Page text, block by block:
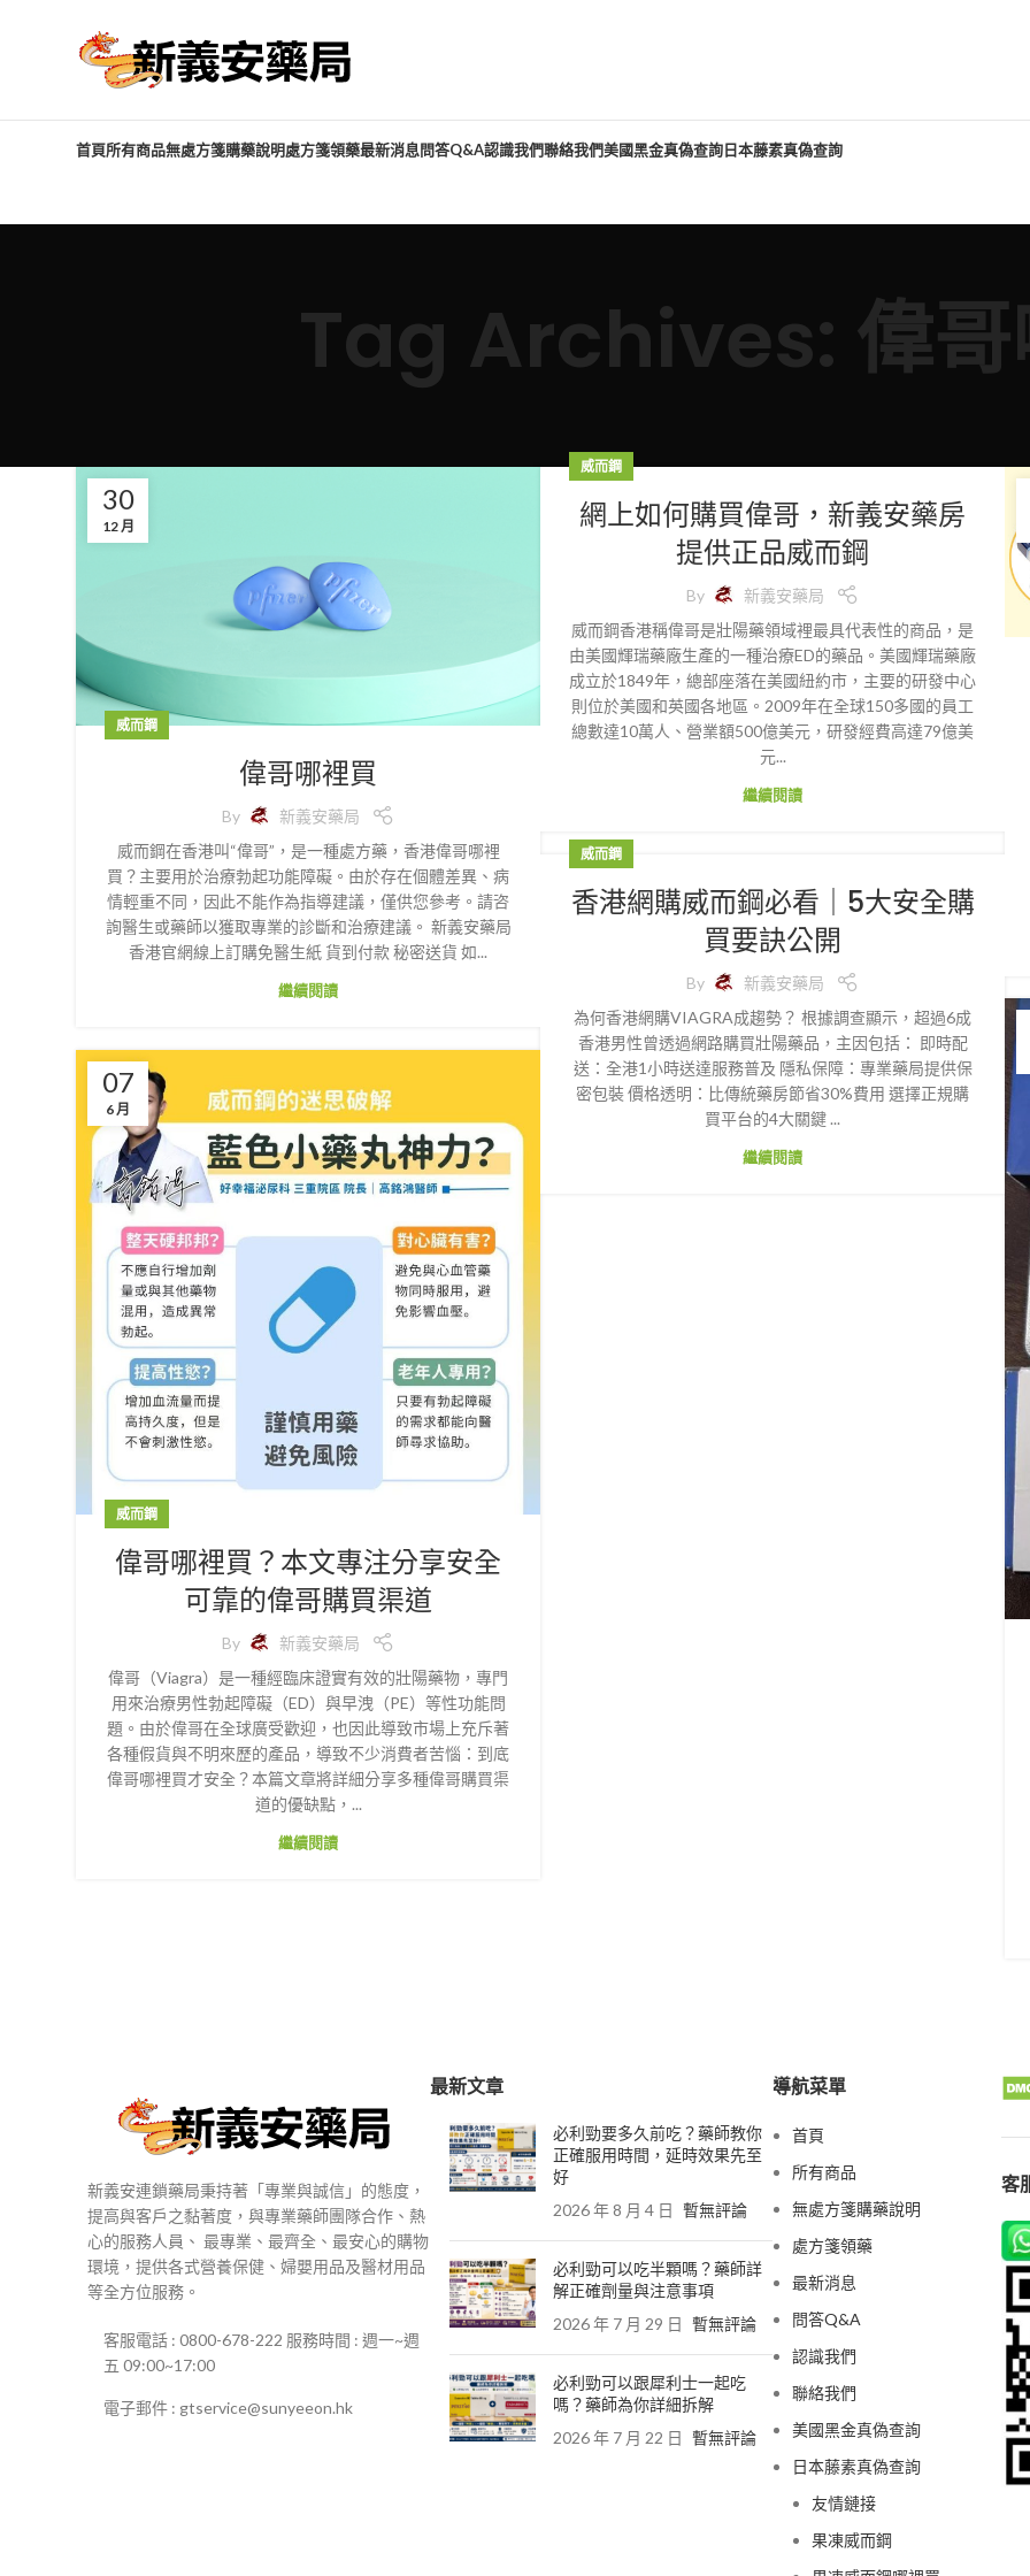
首頁所有商品無處方箋購藥說明處方箋領藥最新消息問答Q&A認識我們聯絡我們美國黑金真偽查詢日本藤素真偽查詢
Tag Archives: 偉哥
30
12 月
威而鋼
偉哥哪裡買
By
新義安藥局
威而鋼在香港叫“偉哥”，是一種處方藥，香港偉哥哪裡
買？主要用於治療勃起功能障礙。由於存在個體差異、病
情輕重不同，因此不能作為指導建議，僅供您參考。請咨
詢醫生或藥師以獲取專業的診斷和治療建議。 新義安藥局
香港官網線上訂購免醫生紙 貨到付款 秘密送貨 如...
繼續閱讀
威而鋼
網上如何購買偉哥，新義安藥房
提供正品威而鋼
By
新義安藥局
威而鋼香港稱偉哥是壯陽藥領域裡最具代表性的商品，是
由美國輝瑞藥廠生產的一種治療ED的藥品。美國輝瑞藥廠
成立於1849年，總部座落在美國紐約市，主要的研發中心
則位於美國和英國各地區。2009年在全球150多國的員工
總數達10萬人、營業額500億美元，研發經費高達79億美
元...
繼續閱讀
威而鋼
香港網購威而鋼必看｜5大安全購
買要訣公開
By
新義安藥局
為何香港網購VIAGRA成趨勢？ 根據調查顯示，超過6成
香港男性曾透過網路購買壯陽藥品，主因包括： 即時配
送：全港1小時送達服務普及 隱私保障：專業藥局提供保
密包裝 價格透明：比傳統藥房節省30%費用 選擇正規購
買平台的4大關鍵 ...
繼續閱讀
07
6 月
威而鋼
偉哥哪裡買？本文專注分享安全
可靠的偉哥購買渠道
By
新義安藥局
偉哥（Viagra）是一種經臨床證實有效的壯陽藥物，專門
用來治療男性勃起障礙（ED）與早洩（PE）等性功能問
題。由於偉哥在全球廣受歡迎，也因此導致市場上充斥著
各種假貨與不明來歷的產品，導致不少消費者苦惱：到底
偉哥哪裡買才安全？本篇文章將詳細分享多種偉哥購買渠
道的優缺點，...
繼續閱讀
新義安連鎖藥局秉持著「專業與誠信」的態度，
提高與客戶之黏著度，與專業藥師團隊合作、熱
心的服務人員、 最專業、最齊全、最安心的購物
環境，提供各式營養保健、婦嬰用品及醫材用品
等全方位服務。
客服電話 : 0800-678-222 服務時間 : 週一~週
五 09:00~17:00
電子郵件 : gtservice@sunyeeon.hk
最新文章
必利勁要多久前吃？藥師教你
正確服用時間，延時效果先至
好
2026 年 8 月 4 日 暫無評論
必利勁可以吃半顆嗎？藥師詳
解正確劑量與注意事項
2026 年 7 月 29 日 暫無評論
必利勁可以跟犀利士一起吃
嗎？藥師為你詳細拆解
2026 年 7 月 22 日 暫無評論
導航菜單
首頁
所有商品
無處方箋購藥說明
處方箋領藥
最新消息
問答Q&A
認識我們
聯絡我們
美國黑金真偽查詢
日本藤素真偽查詢
友情鏈接
果凍威而鋼
客